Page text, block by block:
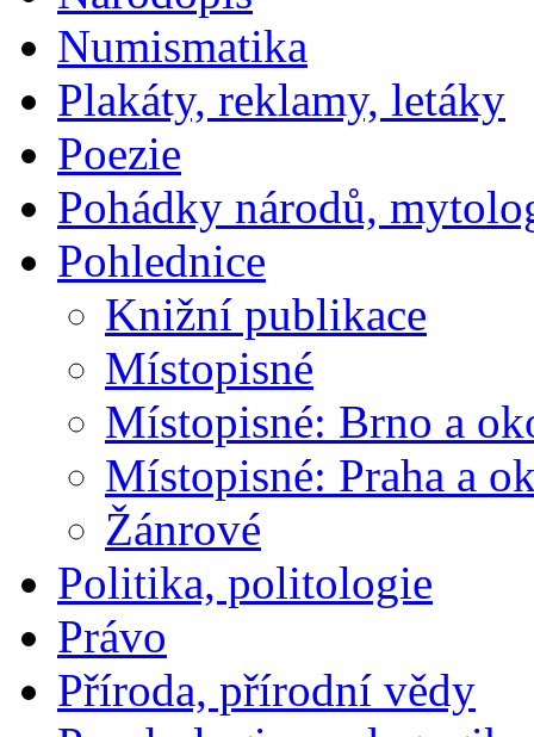
Numismatika
Plakáty, reklamy, letáky
Poezie
Pohádky národů,
Pohlednice
Knižní publikace
Místopisné
Místopisné: Brno a
Místopisné: Praha a
Žánrové
Politika, politologie
Právo
Příroda, přírodní vědy